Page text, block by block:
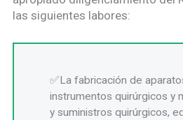
las siguientes labores:
La fabricación de
instrumentos quirúrgicos y
y suministros quirúrgicos,